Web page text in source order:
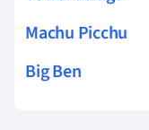
Machu Picchu
Big Ben